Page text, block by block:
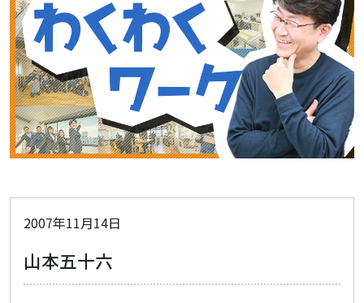
2007年11月14日
山本五十六